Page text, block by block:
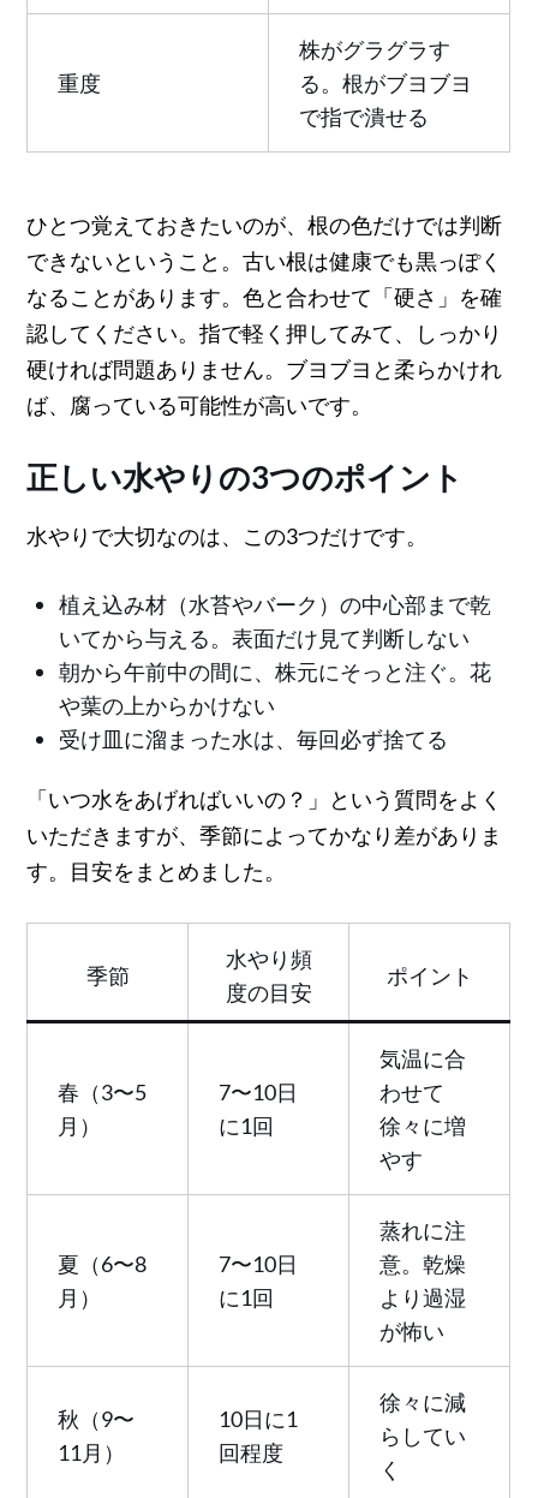
重度
株がグラグラす
る。根がブヨブヨ
で指で潰せる
ひとつ覚えておきたいのが、根の色だけでは判断
できないということ。古い根は健康でも黒っぽく
なることがあります。色と合わせて「硬さ」を確
認してください。指で軽く押してみて、しっかり
硬ければ問題ありません。ブヨブヨと柔らかけれ
ば、腐っている可能性が高いです。
正しい水やりの3つのポイント
水やりで大切なのは、この3つだけです。
植え込み材（水苔やバーク）の中心部まで乾
いてから与える。表面だけ見て判断しない
朝から午前中の間に、株元にそっと注ぐ。花
や葉の上からかけない
受け皿に溜まった水は、毎回必ず捨てる
「いつ水をあげればいいの？」という質問をよく
いただきますが、季節によってかなり差がありま
す。目安をまとめました。
季節
水やり頻
度の目安
ポイント
春（3〜5
月）
7〜10日
に1回
気温に合
わせて
徐々に増
やす
夏（6〜8
月）
7〜10日
に1回
蒸れに注
意。乾燥
より過湿
が怖い
秋（9〜
11月）
10日に1
回程度
徐々に減
らしてい
く